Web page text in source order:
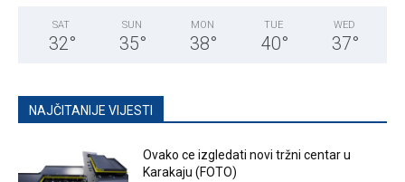
SAT
32°
SUN
35°
MON
38°
TUE
40°
WED
37°
NAJČITANIJE VIJESTI
Ovako ce izgledati novi tržni centar u
Karakaju (FOTO)